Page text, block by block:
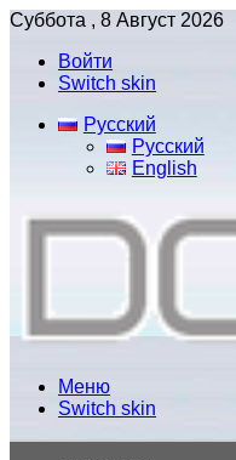
Суббота , 8 Август 2026
Войти
Switch skin
Русский
Русский
English
Меню
Switch skin